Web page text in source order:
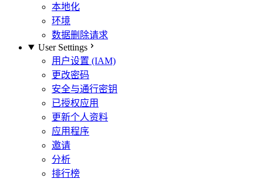
本地化
环境
数据删除请求
User Settings
用户设置 (IAM)
更改密码
安全与通行密钥
已授权应用
更新个人资料
应用程序
邀请
分析
排行榜